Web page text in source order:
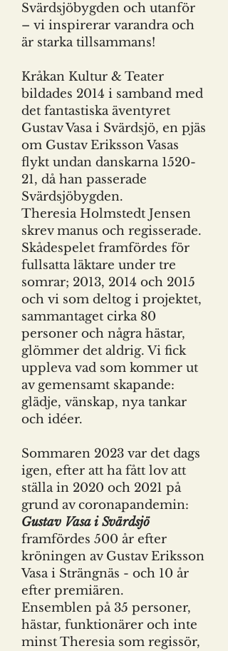
Svärdsjöbygden och utanför
– vi inspirerar varandra och
är starka tillsammans!
Kråkan Kultur & Teater
bildades 2014 i samband med
det fantastiska äventyret
Gustav Vasa i Svärdsjö, en pjäs
om Gustav Eriksson Vasas
flykt undan danskarna 1520-
21, då han passerade
Svärdsjöbygden.
Theresia Holmstedt Jensen
skrev manus och regisserade.
Skådespelet framfördes för
fullsatta läktare under tre
somrar; 2013, 2014 och 2015
och vi som deltog i projektet,
sammantaget cirka 80
personer och några hästar,
glömmer det aldrig. Vi fick
uppleva vad som kommer ut
av gemensamt skapande:
glädje, vänskap, nya tankar
och idéer.
Sommaren 2023 var det dags
igen, efter att ha fått lov att
ställa in 2020 och 2021 på
grund av coronapandemin:
Gustav Vasa i Svärdsjö
framfördes 500 år efter
kröningen av Gustav Eriksson
Vasa i Strängnäs - och 10 år
efter premiären.
Ensemblen på 35 personer,
hästar, funktionärer och inte
minst Theresia som regissör,